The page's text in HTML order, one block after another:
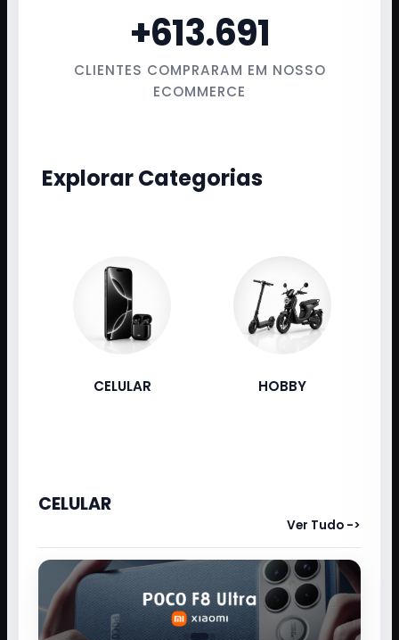
+613.691
CLIENTES COMPRARAM EM NOSSO
ECOMMERCE
Explorar Categorias
CELULAR HOBBY
CELULAR
Ver Tudo ->